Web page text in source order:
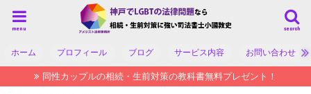
search
menu
ホーム プロフィール ブログ サービス内容 お問い合わせ
同性カップルの相続・生前対策の教科書無料プレゼント！